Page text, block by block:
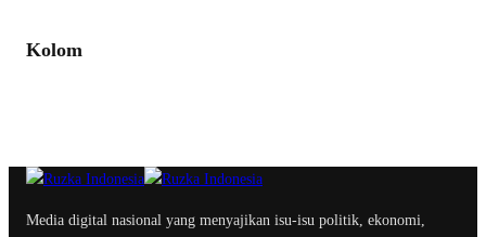
Kolom
Media digital nasional yang menyajikan isu-isu politik, ekonomi,